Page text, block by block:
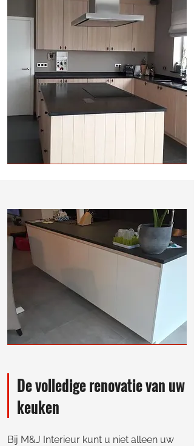
De volledige renovatie van uw
keuken
Bij M&J Interieur kunt u niet alleen uw